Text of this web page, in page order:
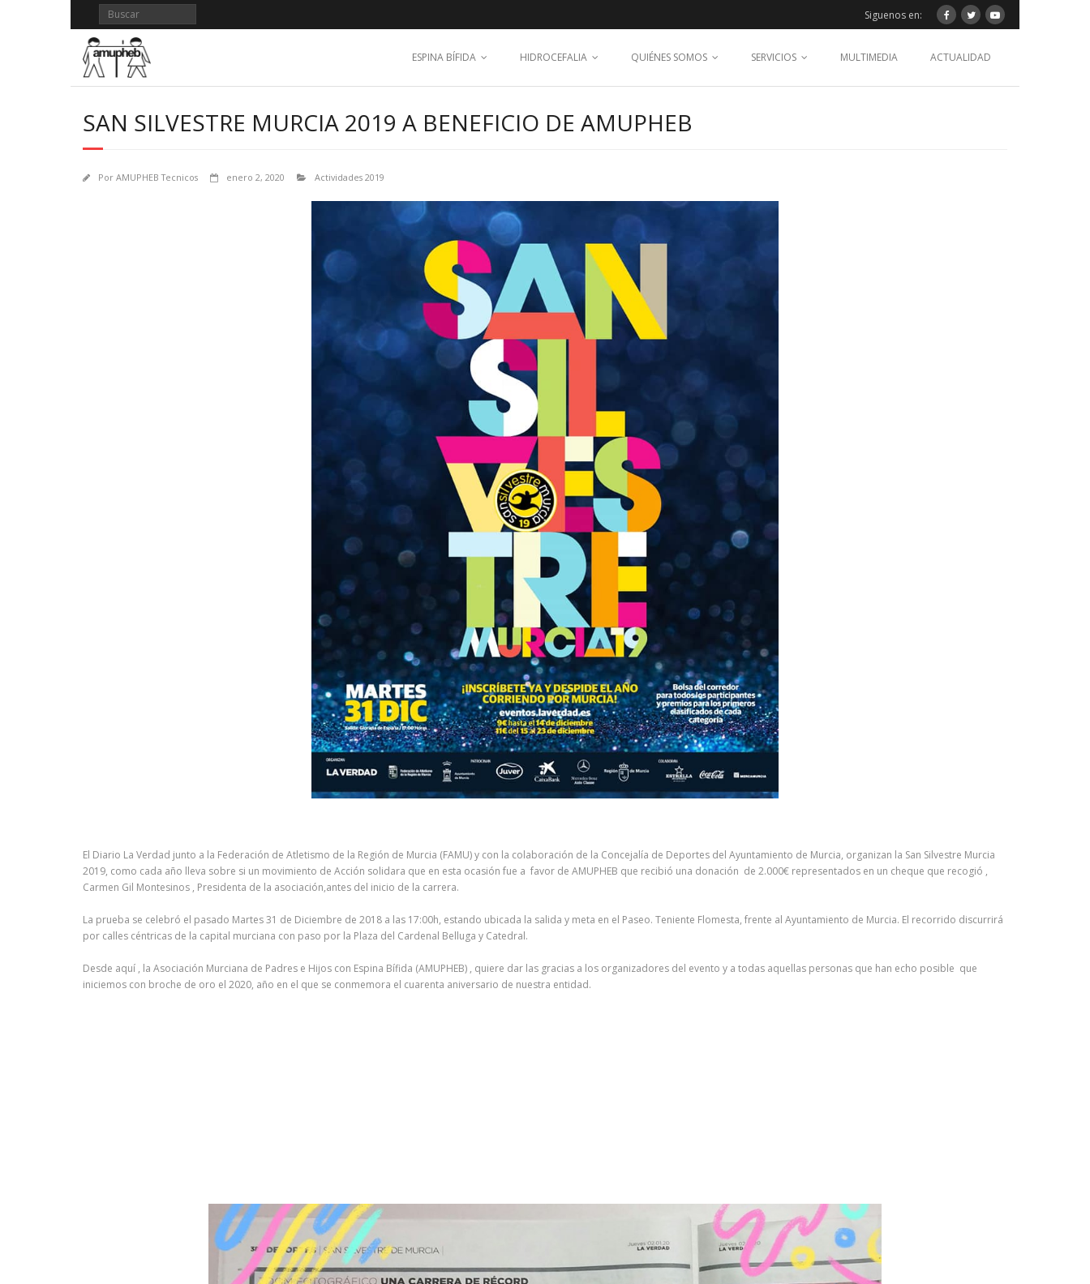
contenido
Siguenos en:
ESPINA BÍFIDA HIDROCEFALIA QUIÉNES SOMOS SERVICIOS MULTIMEDIA ACTUALIDAD
SAN SILVESTRE MURCIA 2019 A BENEFICIO DE AMUPHEB
Por AMUPHEB Tecnicos enero 2, 2020 Actividades 2019
El Diario La Verdad junto a la Federación de Atletismo de la Región de Murcia (FAMU) y con la colaboración de la Concejalía de Deportes del Ayuntamiento de Murcia, organizan la San Silvestre Murcia
2019, como cada año lleva sobre si un movimiento de Acción solidara que en esta ocasión fue a favor de AMUPHEB que recibió una donación de 2.000€ representados en un cheque que recogió ,
Carmen Gil Montesinos , Presidenta de la asociación,antes del inicio de la carrera.
La prueba se celebró el pasado Martes 31 de Diciembre de 2018 a las 17:00h, estando ubicada la salida y meta en el Paseo. Teniente Flomesta, frente al Ayuntamiento de Murcia. El recorrido discurrirá
por calles céntricas de la capital murciana con paso por la Plaza del Cardenal Belluga y Catedral.
Desde aquí , la Asociación Murciana de Padres e Hijos con Espina Bífida (AMUPHEB) , quiere dar las gracias a los organizadores del evento y a todas aquellas personas que han echo posible que
iniciemos con broche de oro el 2020, año en el que se conmemora el cuarenta aniversario de nuestra entidad.